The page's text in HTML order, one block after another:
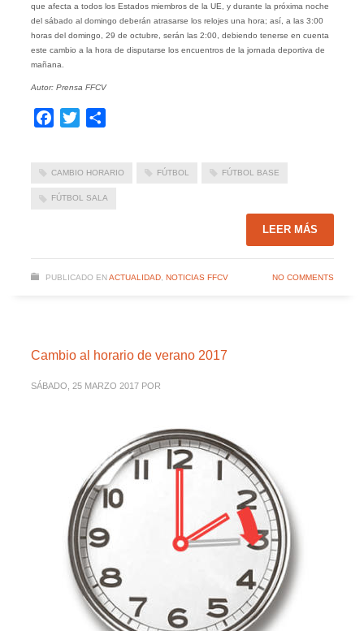
que afecta a todos los Estados miembros de la UE, y durante la próxima noche
del sábado al domingo deberán atrasarse los relojes una hora; así, a las 3:00
horas del domingo, 29 de octubre, serán las 2:00, debiendo tenerse en cuenta
este cambio a la hora de disputarse los encuentros de la jornada deportiva de
mañana.
Autor: Prensa FFCV
Facebook
Twitter
CAMBIO HORARIO FÚTBOL FÚTBOL BASE
FÚTBOL SALA
LEER MÁS
PUBLICADO EN ACTUALIDAD, NOTICIAS FFCV NO COMMENTS
Cambio al horario de verano 2017
SÁBADO, 25 MARZO 2017 POR